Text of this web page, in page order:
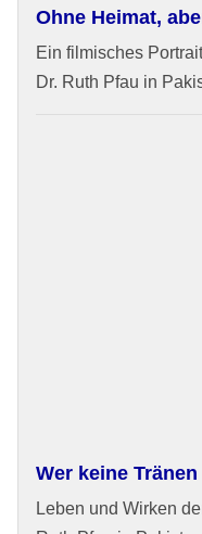
Ohne Heimat,
Ein filmisches
Dr. Ruth Pfau in
Wer keine
Leben und Wirken